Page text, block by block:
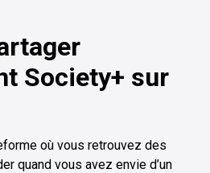
Society+ sur
où vous retrouvez des
quand vous avez envie d’un